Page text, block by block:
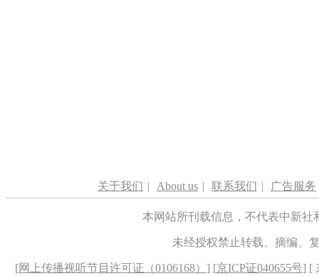
关于我们 | About us | 联系我们 | 广告服务
本网站所刊载信息，不代表中新
未经授权禁止转载、摘编、
[网上传播视听节目许可证（0106168） ] [京ICP证040655号] [